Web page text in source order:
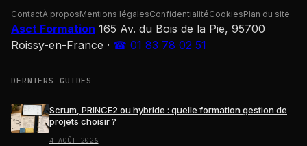
ContactÀ proposMentions légalesConfidentialitéCookiesPlan du site
Asct Formation 165 Av. du Bois de la Pie, 95700
Roissy-en-France · ☎ 01 83 78 02 51
DERNIERS GUIDES
Scrum, PRINCE2 ou hybride : quelle formation gestion de
projets choisir ?
4 AOÛT 2026